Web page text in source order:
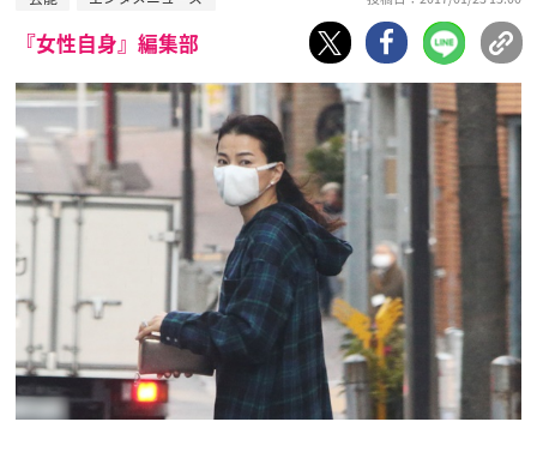
『女性自身』編集部